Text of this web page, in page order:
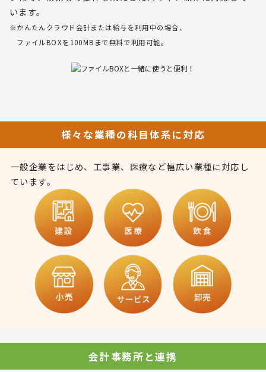
います。
※かんたんクラウド会計または給与を利用中の場合、
ファイルBOXを100MBまで無料で利用可能。
様々な業種の科目体系に対応
一般企業をはじめ、工事業、医療など幅広い業種に対応し
ています。
会計事務所と連携